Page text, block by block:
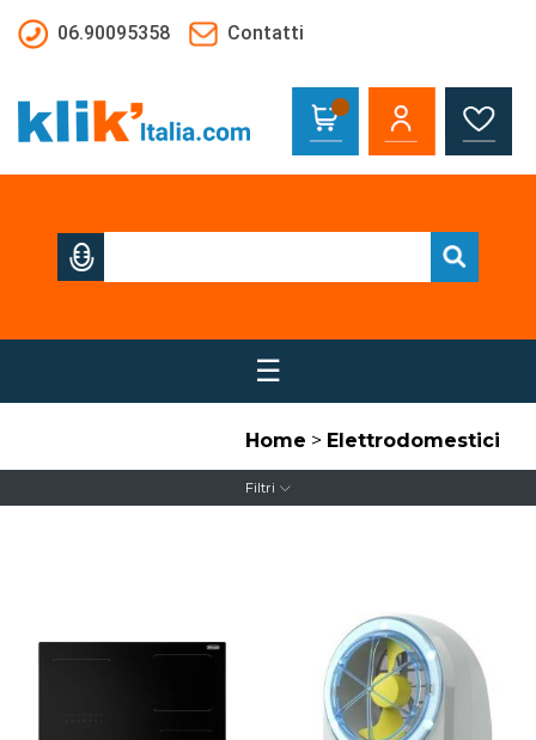
06.90095358
Contatti
☰
Home > Elettrodomestici
Filtri